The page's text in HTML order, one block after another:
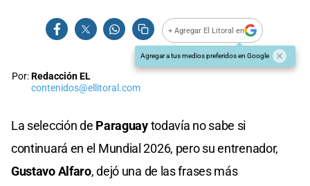
+ Agregar El Litoral en
Agregar a tus medios preferidos en Google
Por:Redacción EL
contenidos@ellitoral.com
La selección de Paraguaytodavía no sabe si
continuará en el Mundial 2026, pero su entrenador,
Gustavo Alfaro, dejó una de las frases más